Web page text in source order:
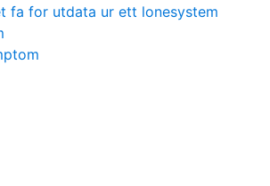
fa for utdata ur ett lonesystem